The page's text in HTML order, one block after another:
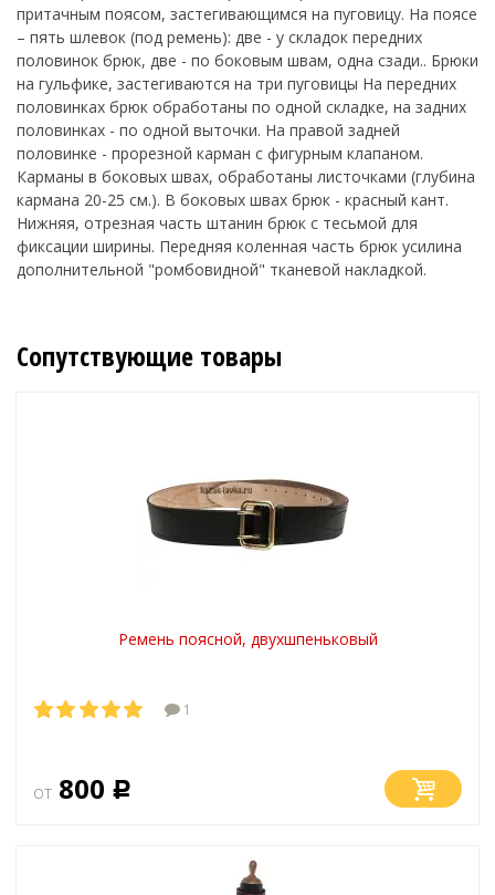
притачным поясом, застегивающимся на пуговицу. На поясе
– пять шлевок (под ремень): две - у складок передних
половинок брюк, две - по боковым швам, одна сзади.. Брюки
на гульфике, застегиваются на три пуговицы На передних
половинках брюк обработаны по одной складке, на задних
половинках - по одной выточки. На правой задней
половинке - прорезной карман с фигурным клапаном.
Карманы в боковых швах, обработаны листочками (глубина
кармана 20-25 см.). В боковых швах брюк - красный кант.
Нижняя, отрезная часть штанин брюк с тесьмой для
фиксации ширины. Передняя коленная часть брюк усилина
дополнительной "ромбовидной" тканевой накладкой.
Сопутствующие товары
Ремень поясной, двухшпеньковый
1
от 800 Р